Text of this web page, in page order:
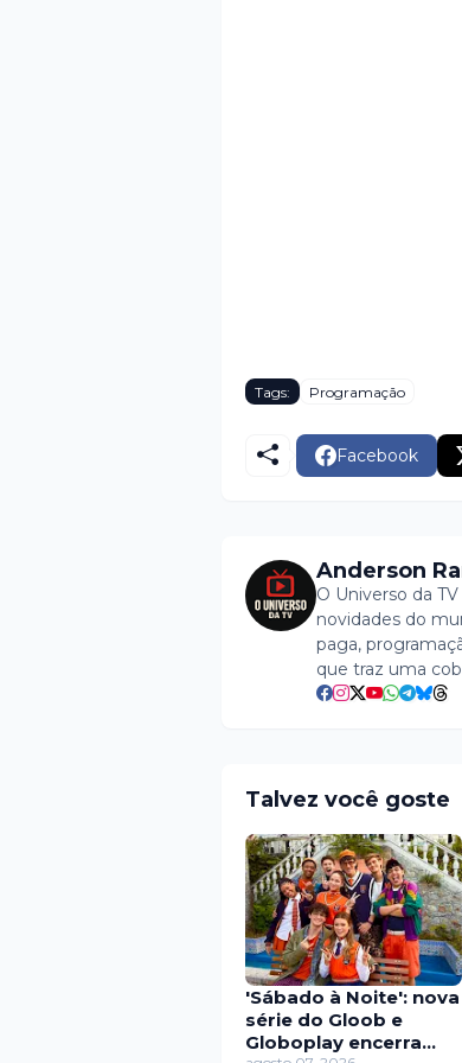
Tags: Programação
Facebook
Anderson
O Universo da
novidades do
paga,
que traz uma
Talvez você goste
'Sábado à Noite': nova
série do Gloob e
Globoplay encerra